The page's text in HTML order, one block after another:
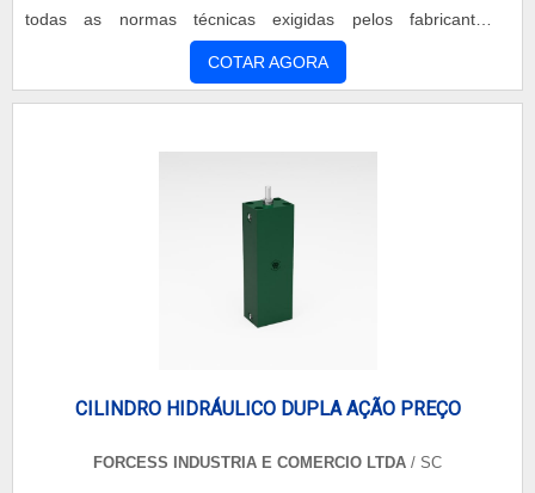
todas as normas técnicas exigidas pelos fabricantes,
assegurando que cada componente recuperado tenha a
durabilidade de um original. **Rapidez Garantimos a coleta
dos componentes em até 24 horas após a solicitação,
orçamento completo, incluindo imagens e um laudo técnico,
para total transparência. **Serviços Internos Não
terceirizamos. Todos os serviços são realizados em nossa
sobre cada etapa do processo executado. **Controle de
COTAR AGORA
CILINDRO HIDRÁULICO DUPLA AÇÃO PREÇO
FORCESS INDUSTRIA E COMERCIO LTDA / SC